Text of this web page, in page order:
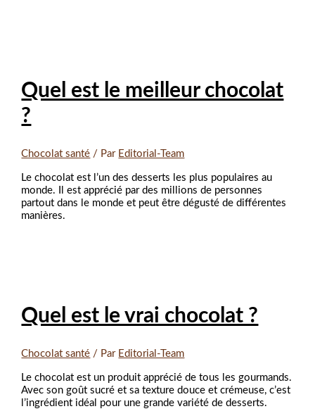
Quel est le meilleur chocolat
?
Chocolat santé / Par Editorial-Team
Le chocolat est l’un des desserts les plus populaires au
monde. Il est apprécié par des millions de personnes
partout dans le monde et peut être dégusté de différentes
manières.
Quel est le vrai chocolat ?
Chocolat santé / Par Editorial-Team
Le chocolat est un produit apprécié de tous les gourmands.
Avec son goût sucré et sa texture douce et crémeuse, c’est
l’ingrédient idéal pour une grande variété de desserts.